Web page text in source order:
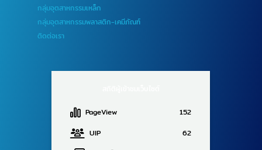
กลุ่มอุตสาหกรรมเหล็ก
กลุ่มอุตสาหกรรมพลาสติก-เคมีภัณฑ์
ติดต่อเรา
PageView
152
UIP
62